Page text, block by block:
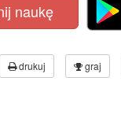
naukę
drukuj graj